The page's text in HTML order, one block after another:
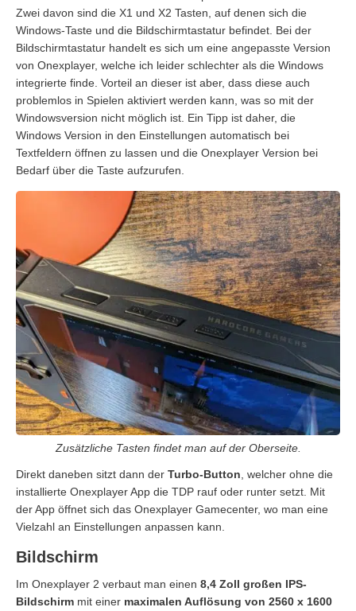
Zwei davon sind die X1 und X2 Tasten, auf denen sich die
Windows-Taste und die Bildschirmtastatur befindet. Bei der
Bildschirmtastatur handelt es sich um eine angepasste Version
von Onexplayer, welche ich leider schlechter als die Windows
integrierte finde. Vorteil an dieser ist aber, dass diese auch
problemlos in Spielen aktiviert werden kann, was so mit der
Windowsversion nicht möglich ist. Ein Tipp ist daher, die
Windows Version in den Einstellungen automatisch bei
Textfeldern öffnen zu lassen und die Onexplayer Version bei
Bedarf über die Taste aufzurufen.
Zusätzliche Tasten findet man auf der Oberseite.
Direkt daneben sitzt dann der Turbo-Button , welcher ohne die
installierte Onexplayer App die TDP rauf oder runter setzt. Mit
der App öffnet sich das Onexplayer Gamecenter, wo man eine
Vielzahl an Einstellungen anpassen kann.
Bildschirm
Im Onexplayer 2 verbaut man einen 8,4 Zoll großen IPS-
Bildschirm mit einer maximalen Auflösung von 2560 x 1600